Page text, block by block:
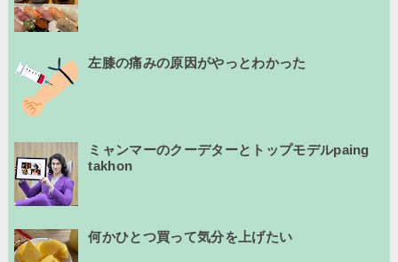
左膝の痛みの原因がやっとわかった
ミャンマーのクーデターとトップモデルpaing
takhon
何かひとつ買って気分を上げたい